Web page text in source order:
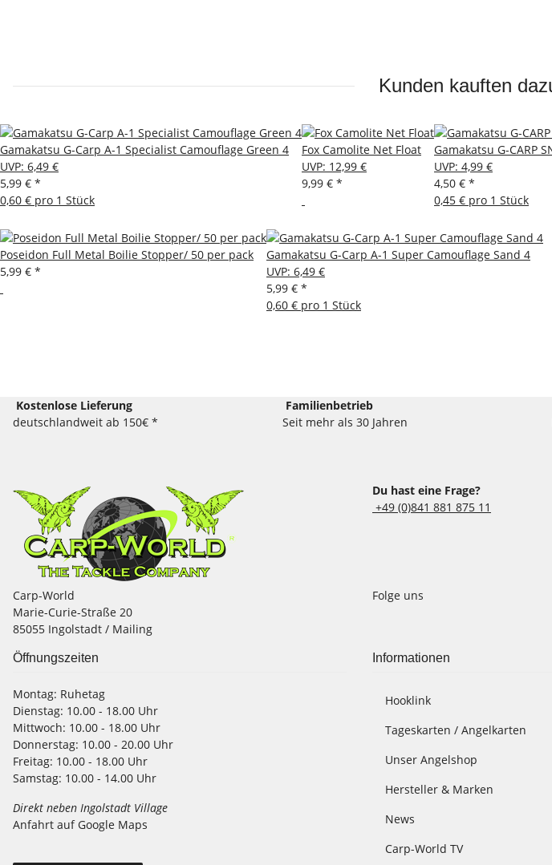
Kunden kauften
Gamakatsu G-Carp A-1 Specialist Camouflage Green 4
UVP: 6,49 €
5,99 € *
0,60 € pro 1 Stück
Fox Camolite Net Float
UVP: 12,99 €
9,99 € *
Gamakatsu G-CARP
UVP: 4,99 €
4,50 € *
0,45 € pro 1 Stück
Poseidon Full Metal Boilie Stopper/ 50 per pack
5,99 € *
Gamakatsu G-Carp A-1 Super Camouflage Sand 4
UVP: 6,49 €
5,99 € *
0,60 € pro 1 Stück
Kostenlose Lieferung
deutschlandweit ab 150€ *
Familienbetrieb
Seit mehr als 30 Jahren
Du hast eine Frage?
+49 (0)841 881 875 11
Carp-World
Marie-Curie-Straße 20
85055 Ingolstadt / Mailing
Folge uns
Öffnungszeiten
Montag: Ruhetag
Dienstag: 10.00 - 18.00 Uhr
Mittwoch: 10.00 - 18.00 Uhr
Donnerstag: 10.00 - 20.00 Uhr
Freitag: 10.00 - 18.00 Uhr
Samstag: 10.00 - 14.00 Uhr
Direkt neben Ingolstadt Village
Anfahrt auf Google Maps
Informationen
Hooklink
Tageskarten / Angelkarten
Unser Angelshop
Hersteller & Marken
News
Carp-World TV